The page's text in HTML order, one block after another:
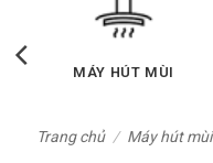
LÒ VI SÓNG
Trang chủ / Máy hút mùi